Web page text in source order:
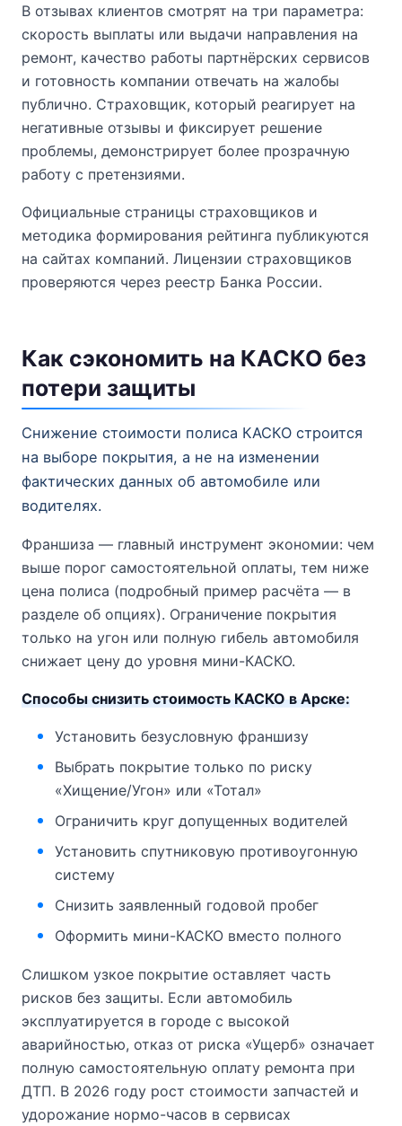
В отзывах клиентов смотрят на три параметра:
скорость выплаты или выдачи направления на
ремонт, качество работы партнёрских сервисов
и готовность компании отвечать на жалобы
публично. Страховщик, который реагирует на
негативные отзывы и фиксирует решение
проблемы, демонстрирует более прозрачную
работу с претензиями.
Официальные страницы страховщиков и
методика формирования рейтинга публикуются
на сайтах компаний. Лицензии страховщиков
проверяются через реестр Банка России.
Как сэкономить на КАСКО без
потери защиты
Снижение стоимости полиса КАСКО строится
на выборе покрытия, а не на изменении
фактических данных об автомобиле или
водителях.
Франшиза — главный инструмент экономии: чем
выше порог самостоятельной оплаты, тем ниже
цена полиса (подробный пример расчёта — в
разделе об опциях). Ограничение покрытия
только на угон или полную гибель автомобиля
снижает цену до уровня мини-КАСКО.
Способы снизить стоимость КАСКО в Арске:
Установить безусловную франшизу
Выбрать покрытие только по риску
«Хищение/Угон» или «Тотал»
Ограничить круг допущенных водителей
Установить спутниковую противоугонную
систему
Снизить заявленный годовой пробег
Оформить мини-КАСКО вместо полного
Слишком узкое покрытие оставляет часть
рисков без защиты. Если автомобиль
эксплуатируется в городе с высокой
аварийностью, отказ от риска «Ущерб» означает
полную самостоятельную оплату ремонта при
ДТП. В 2026 году рост стоимости запчастей и
удорожание нормо-часов в сервисах